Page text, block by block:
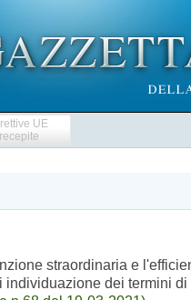
UE
recepite
straordinaria e
dei termini